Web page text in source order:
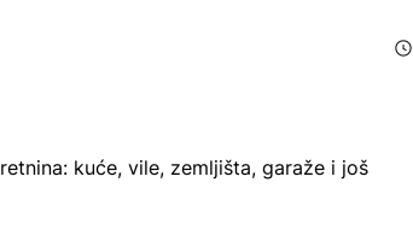
kuće, vile, zemljišta, garaže i još